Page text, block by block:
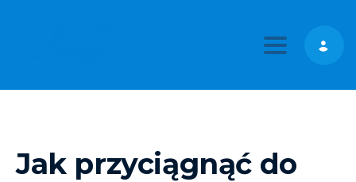
Toggle
Jak przyciągnąć do